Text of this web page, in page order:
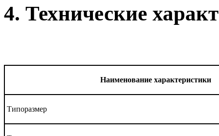
4. Технические
Наименование характеристики
Типоразмер